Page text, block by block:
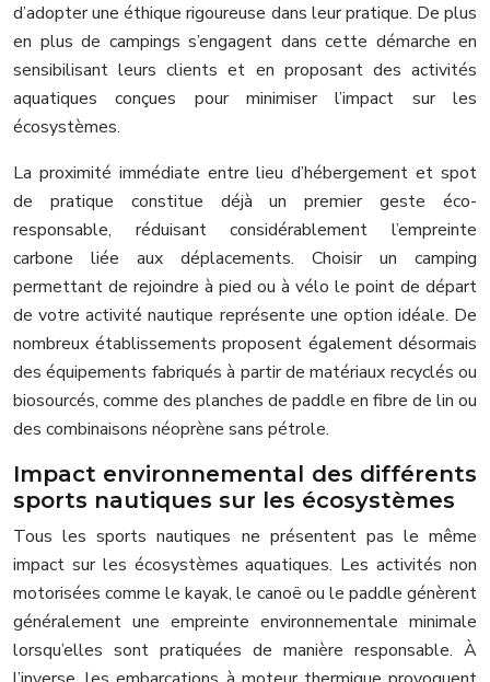
d’adopter une éthique rigoureuse dans leur pratique. De plus
en plus de campings s’engagent dans cette démarche en
sensibilisant leurs clients et en proposant des activités
aquatiques conçues pour minimiser l’impact sur les
écosystèmes.
La proximité immédiate entre lieu d’hébergement et spot
de pratique constitue déjà un premier geste éco-
responsable, réduisant considérablement l’empreinte
carbone liée aux déplacements. Choisir un camping
permettant de rejoindre à pied ou à vélo le point de départ
de votre activité nautique représente une option idéale. De
nombreux établissements proposent également désormais
des équipements fabriqués à partir de matériaux recyclés ou
biosourcés, comme des planches de paddle en fibre de lin ou
des combinaisons néoprène sans pétrole.
Impact environnemental des différents
sports nautiques sur les écosystèmes
Tous les sports nautiques ne présentent pas le même
impact sur les écosystèmes aquatiques. Les activités non
motorisées comme le kayak, le canoë ou le paddle génèrent
généralement une empreinte environnementale minimale
lorsqu’elles sont pratiquées de manière responsable. À